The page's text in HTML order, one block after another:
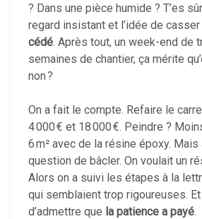
? Dans une pièce humide ? T’es
regard insistant et l’idée de
cédé. Après tout, un week-end de
semaines de chantier, ça mérite
non ?
On a fait le compte. Refaire le
4 000 € et 18 000 €. Peindre ?
6 m² avec de la résine époxy.
question de bâcler. On voulait un
Alors on a suivi les étapes à la
qui semblaient trop rigoureuses.
d’admettre que la patience a payé.